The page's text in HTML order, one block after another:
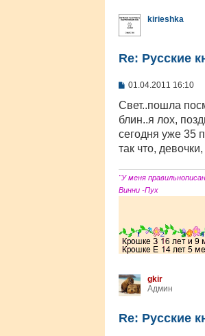
kirieshka
Re: Русские
С
о
щ
е
и
01.04.2011 16:10
Свет..пошла
блин..я лох,
сегодня уже 35
так что,
"У меня
Винни -Пух
gkir
Админ
Re: Русские